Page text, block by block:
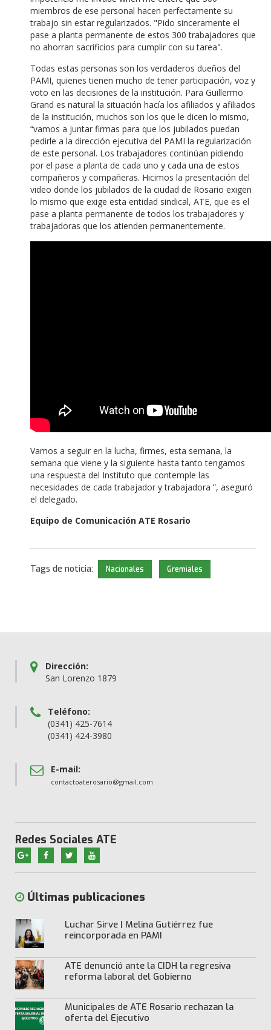
miembros de ese personal hacen perfectamente su
trabajo sin estar regularizados. "Pido sinceramente el
pase a planta permanente de estos 300 trabajadores que
no ahorran sacrificios para cumplir con su tarea".
Todas estas personas son los verdaderos dueños del
PAMI, quienes tienen mucho de tener participación, voz y
voto en las decisiones de la institución. Para Guillermo
Grand es natural la situación hacía los afiliados y afiliados
de la institución, muchos son los que le dicen lo mismo,
“vamos a juntar firmas para que los jubilados puedan
pedirle a la dirección ejecutiva del PAMI la regularización
de este personal. Los trabajadores continúan pidiendo
por el pase a planta de cada uno y cada una de estos
compañeros y compañeras. Hicimos la presentación del
video donde los jubilados de la ciudad de Rosario exigen
lo mismo que exige esta entidad sindical, ATE, que es el
pase a planta permanente de todos los trabajadores y
trabajadoras que los atienden permanentemente.
Vamos a seguir en la lucha, firmes, esta semana, la
semana que viene y la siguiente hasta tanto tengamos
una respuesta del Instituto que contemple las
necesidades de cada trabajador y trabajadora ”, aseguró
el delegado.
Equipo de Comunicación ATE Rosario
Tags de noticia: Nacionales Gremiales
Dirección:
San Lorenzo 1879
Teléfono:
(0341) 425-7614
(0341) 424-3980
E-mail:
contactoaterosario@gmail.com
Redes Sociales ATE
Últimas publicaciones
Luchar Sirve | Melina Gutiérrez fue
reincorporada en PAMI
ATE denunció ante la CIDH la regresiva
reforma laboral del Gobierno
Municipales de ATE Rosario rechazan la
oferta del Ejecutivo